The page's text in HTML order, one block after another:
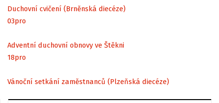
Duchovní cvičení (Brněnská diecéze)
03pro
Adventní duchovní obnovy ve Štěkni
18pro
Vánoční setkání zaměstnanců (Plzeňská diecéze)